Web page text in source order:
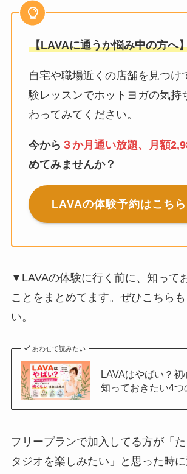
【LAVAに通うか悩み中の方へ
自宅や職場近くの店舗を見つけ
験レッスンでホットヨガの気持
わってみてください。
今から ３か月通い放題、月額
めてみませんか？
LAVAの体験予約はこ
▼LAVAの体験に行く前に、知って
ことをまとめてます。ぜひこちら
い。
あわせて読みたい
LAVAはやばい？初
知っておきたい4つ
フリープランで加入してる方が「
タジオを楽しみたい」と思った時